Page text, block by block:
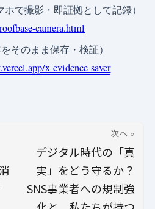
ホで撮影・即証拠として記録）
camera.html
そのまま保存・検証）
x-evidence-saver
次へ »
デジタル時代の「真
実」をどう守るか？
SNS事業者への規制強